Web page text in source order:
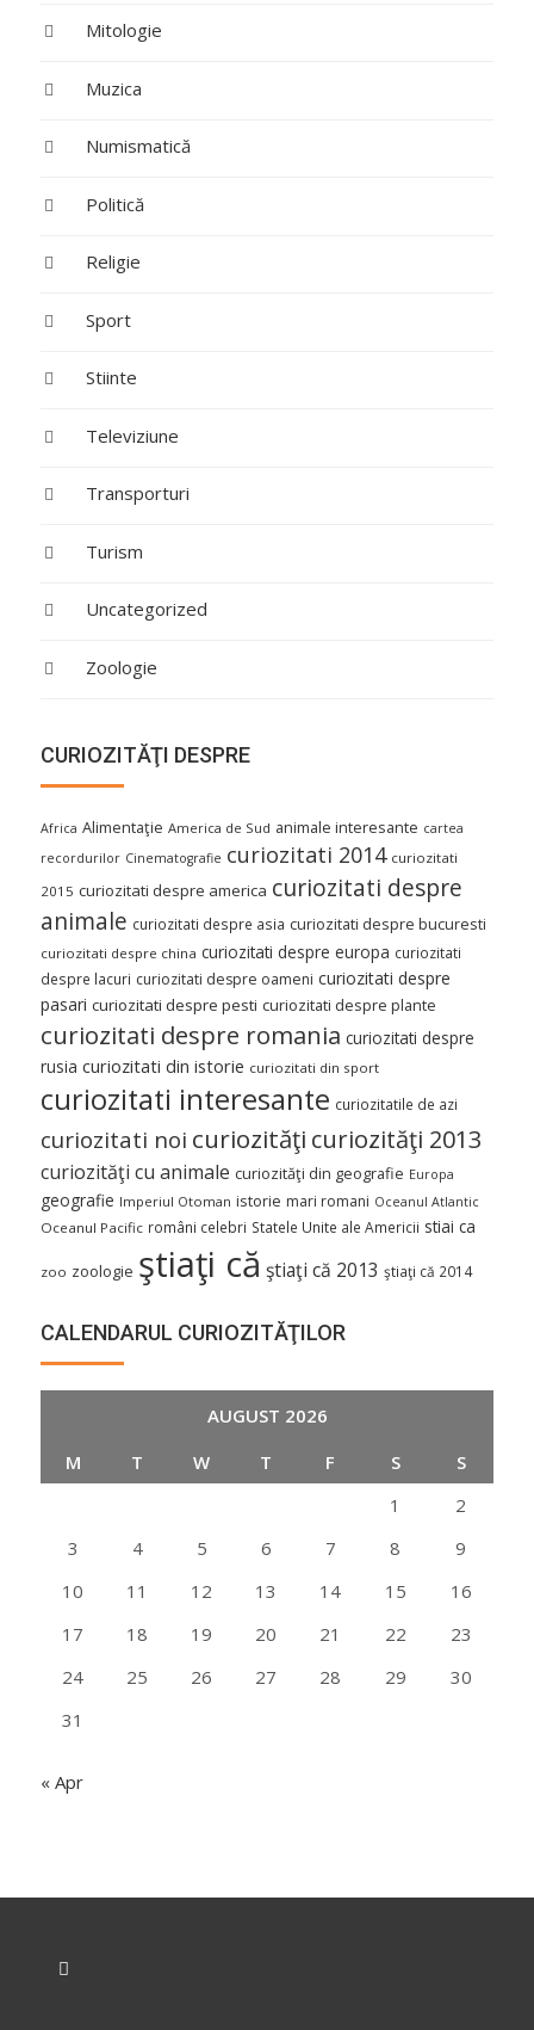
Mitologie
Muzica
Numismatică
Politică
Religie
Sport
Stiinte
Televiziune
Transporturi
Turism
Uncategorized
Zoologie
CURIOZITĂŢI DESPRE
Africa Alimentaţie America de Sud animale interesante cartea
recordurilor Cinematografie curiozitati 2014 curiozitati
2015 curiozitati despre america curiozitati despre
animale curiozitati despre asia curiozitati despre bucuresti
curiozitati despre china curiozitati despre europa curiozitati
despre lacuri curiozitati despre oameni curiozitati despre
pasari curiozitati despre pesti curiozitati despre plante
curiozitati despre romania curiozitati despre
rusia curiozitati din istorie curiozitati din sport
curiozitati interesante curiozitatile de azi
curiozitati noi curiozităţi curiozităţi 2013
curiozităţi cu animale curiozităţi din geografie Europa
geografie Imperiul Otoman istorie mari romani Oceanul Atlantic
Oceanul Pacific români celebri Statele Unite ale Americii stiai ca
zoo zoologie ştiaţi că ştiaţi că 2013 ştiaţi că 2014
CALENDARUL CURIOZITĂŢILOR
AUGUST 2026
M
T W T F S
S
1
2
3
4 5 6 7 8
9
10
11 12 13 14 15
16
17
18 19 20 21 22
23
24
25 26 27 28 29
30
31
« Apr